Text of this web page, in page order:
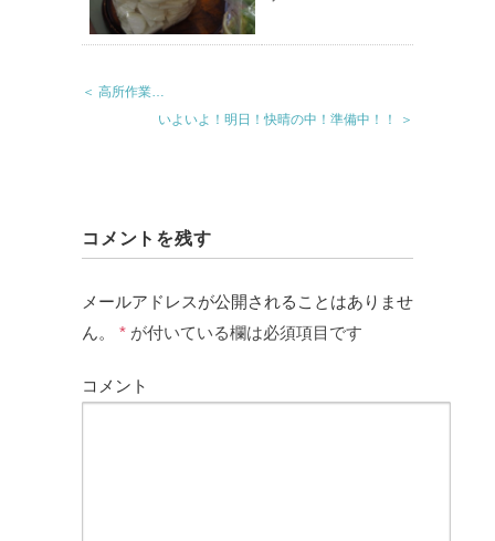
＜ 高所作業…
いよいよ！明日！快晴の中！準備中！！ ＞
コメントを残す
メールアドレスが公開されることはありませ
ん。
* が付いている欄は必須項目です
コメント